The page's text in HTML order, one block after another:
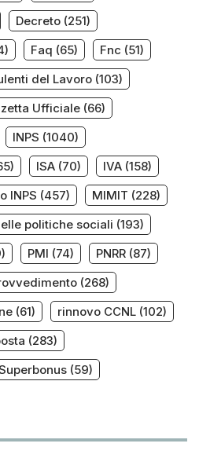
Decreto (251)
Faq (65) Fnc (51)
del Lavoro (103)
Ufficiale (66)
INPS (1040)
ISA (70) IVA (158)
INPS (457) MIMIT (228)
politiche sociali (193)
PMI (74) PNRR (87)
(268)
(61) rinnovo CCNL (102)
(283)
(59)